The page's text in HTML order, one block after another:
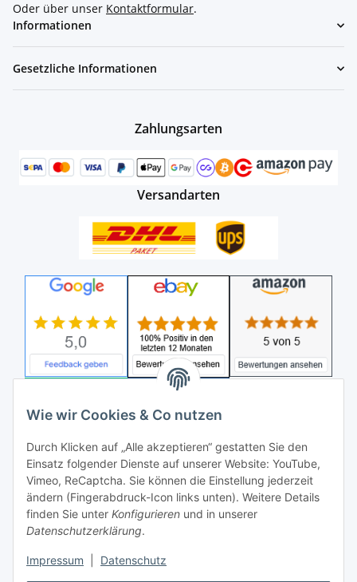
Wie wir Cookies & Co nutzen
Durch Klicken auf „Alle akzeptieren“ gestatten Sie den
Einsatz folgender Dienste auf unserer Website: YouTube,
Vimeo, ReCaptcha. Sie können die Einstellung jederzeit
ändern (Fingerabdruck-Icon links unten). Weitere Details
finden Sie unter Konfigurieren und in unserer
Datenschutzerklärung.
Impressum Datenschutz
Oder über unser Kontaktformular.
Informationen
Gesetzliche Informationen
Zahlungsarten
Versandarten